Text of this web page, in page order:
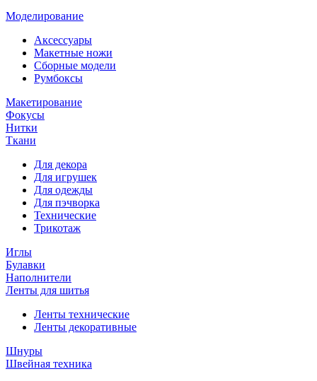
Моделирование
Аксессуары
Макетные ножи
Сборные модели
Румбоксы
Макетирование
Фокусы
Нитки
Ткани
Для декора
Для игрушек
Для одежды
Для пэчворка
Технические
Трикотаж
Иглы
Булавки
Наполнители
Ленты для шитья
Ленты технические
Ленты декоративные
Шнуры
Швейная техника